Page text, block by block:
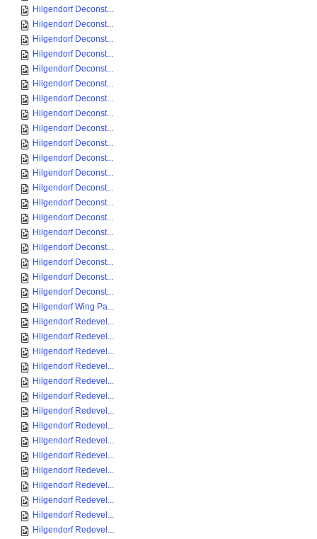
Hilgendorf Deconst...
Hilgendorf Deconst...
Hilgendorf Deconst...
Hilgendorf Deconst...
Hilgendorf Deconst...
Hilgendorf Deconst...
Hilgendorf Deconst...
Hilgendorf Deconst...
Hilgendorf Deconst...
Hilgendorf Deconst...
Hilgendorf Deconst...
Hilgendorf Deconst...
Hilgendorf Deconst...
Hilgendorf Deconst...
Hilgendorf Deconst...
Hilgendorf Deconst...
Hilgendorf Deconst...
Hilgendorf Deconst...
Hilgendorf Deconst...
Hilgendorf Deconst...
Hilgendorf Wing Pa...
Hilgendorf Redevel...
Hilgendorf Redevel...
Hilgendorf Redevel...
Hilgendorf Redevel...
Hilgendorf Redevel...
Hilgendorf Redevel...
Hilgendorf Redevel...
Hilgendorf Redevel...
Hilgendorf Redevel...
Hilgendorf Redevel...
Hilgendorf Redevel...
Hilgendorf Redevel...
Hilgendorf Redevel...
Hilgendorf Redevel...
Hilgendorf Redevel...